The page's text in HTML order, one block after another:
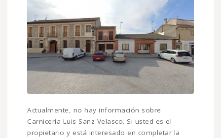
Actualmente, no hay información sobre
Carnicería Luis Sanz Velasco. Si usted es el
propietario y está interesado en completar la